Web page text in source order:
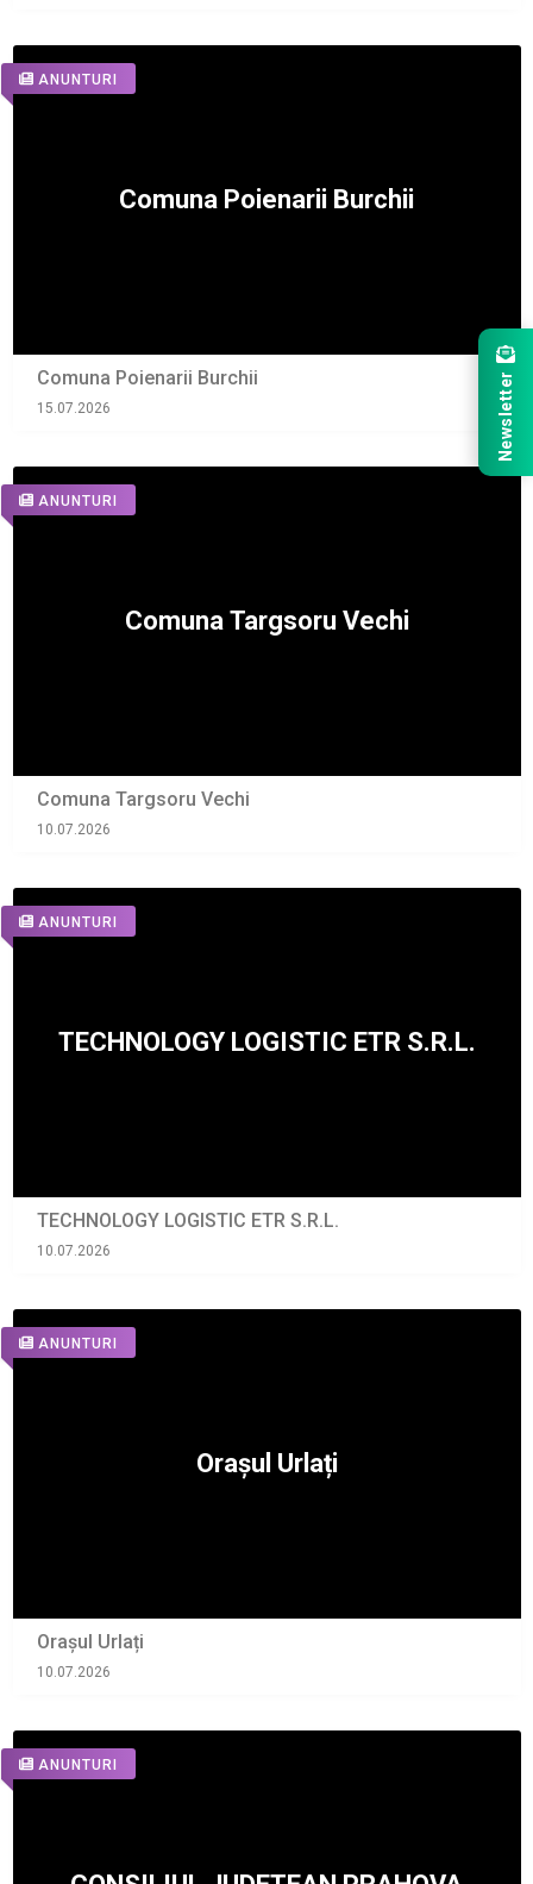
ANUNTURI
Comuna Poienarii Burchii
15.07.2026
ANUNTURI
Comuna Targsoru Vechi
10.07.2026
ANUNTURI
TECHNOLOGY LOGISTIC ETR S.R.L.
10.07.2026
ANUNTURI
Orașul Urlați
10.07.2026
ANUNTURI
Newsletter